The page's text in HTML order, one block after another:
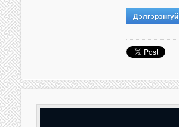
Дэлгэрэнгүй